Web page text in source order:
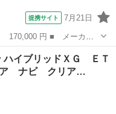
提携サイト 7月21日
レード名： ＸＳスペ
ウインカー電動格納ミラ
ハイブリッドＸＧ ＥＴ
ア ナビ クリア…